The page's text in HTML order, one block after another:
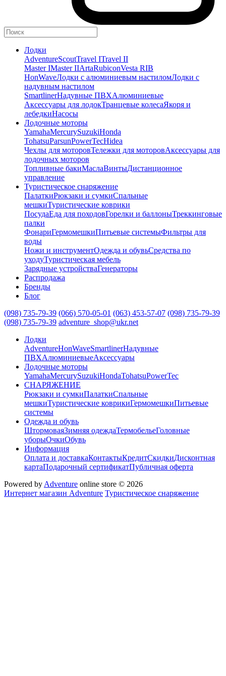
Лодки
AdventureScoutTravel ITravel II
Master IMaster IIArtaRubiconVesta RIB
HonWaveЛодки с алюминиевым настиломЛодки с
надувным настилом
SmartlinerНадувные ПВХАлюминиевые
Аксессуары для лодокТранцевые колесаЯкоря и
лебедкиНасосы
Лодочные моторы
YamahaMercurySuzukiHonda
TohatsuParsunPowerTecHidea
Чехлы для моторовТележки для моторовАксессуары для
лодочных моторов
Топливные бакиМаслаВинтыДистанционное
управление
Туристическое снаряжение
ПалаткиРюкзаки и сумкиСпальные
мешкиТуристические коврики
ПосудаЕда для походовГорелки и баллоныТреккинговые
палки
ФонариГермомешкиПитьевые системыФильтры для
воды
Ножи и инструментОдежда и обувьСредства по
уходуТуристическая мебель
Зарядные устройстваГенераторы
Распродажа
Бренды
Блог
(098) 735-79-39 (066) 570-05-01 (063) 453-57-07 (098) 735-79-39
(098) 735-79-39 adventure_shop@ukr.net
Лодки
AdventureHonWaveSmartlinerНадувные
ПВХАлюминиевыеАксессуары
Лодочные моторы
YamahaMercurySuzukiHondaTohatsuPowerTec
СНАРЯЖЕНИЕ
Рюкзаки и сумкиПалаткиСпальные
мешкиТуристические коврикиГермомешкиПитьевые
системы
Одежда и обувь
ШтормоваяЗимняя одеждаТермобельеГоловные
уборыОчкиОбувь
Информация
Оплата и доставкаКонтактыКредитСкидкиДисконтная
картаПодарочный сертификатПубличная оферта
Powered by Adventure online store © 2026
Интернет магазин Adventure Туристическое снаряжение